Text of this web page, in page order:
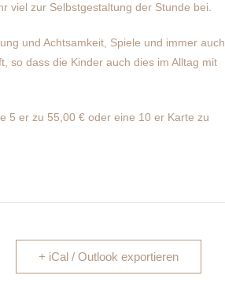
viel zur Selbstgestaltung der Stunde bei.
und Achtsamkeit, Spiele und immer auch
so dass die Kinder auch dies im Alltag mit
5 er zu 55,00 € oder eine 10 er Karte zu
+ iCal / Outlook exportieren